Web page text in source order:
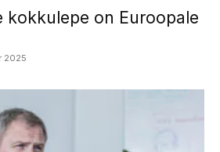
kokkulepe on Euroopale
2025